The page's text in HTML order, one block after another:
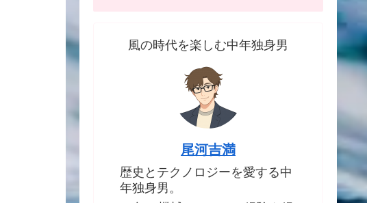
風の時代を楽しむ中年独身男
尾河吉満
歴史とテクノロジーを愛する中
年独身男。